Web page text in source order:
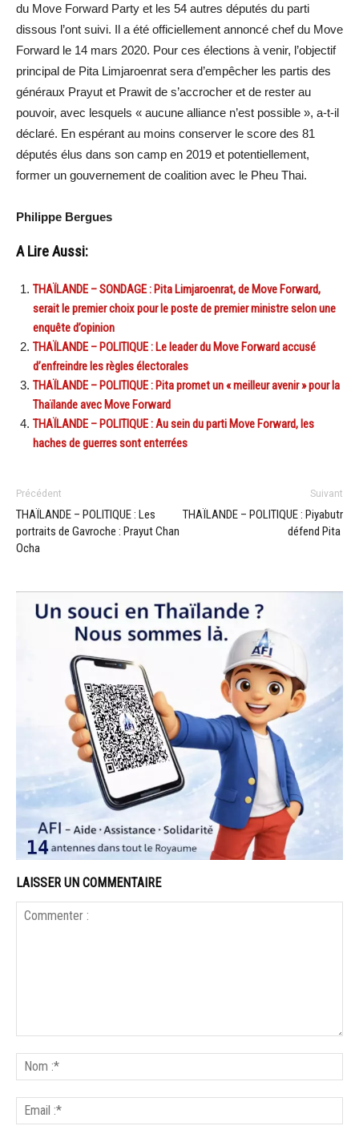
du Move Forward Party et les 54 autres députés du parti
dissous l’ont suivi. Il a été officiellement annoncé chef du Move
Forward le 14 mars 2020. Pour ces élections à venir, l’objectif
principal de Pita Limjaroenrat sera d’empêcher les partis des
généraux Prayut et Prawit de s’accrocher et de rester au
pouvoir, avec lesquels « aucune alliance n’est possible », a-t-il
déclaré. En espérant au moins conserver le score des 81
députés élus dans son camp en 2019 et potentiellement,
former un gouvernement de coalition avec le Pheu Thai.
Philippe Bergues
A Lire Aussi:
THAÏLANDE – SONDAGE : Pita Limjaroenrat, de Move Forward,
serait le premier choix pour le poste de premier ministre selon une
enquête d’opinion
THAÏLANDE – POLITIQUE : Le leader du Move Forward accusé
d’enfreindre les règles électorales
THAÏLANDE – POLITIQUE : Pita promet un « meilleur avenir » pour la
Thaïlande avec Move Forward
THAÏLANDE – POLITIQUE : Au sein du parti Move Forward, les
haches de guerres sont enterrées
Précédent
THAÏLANDE – POLITIQUE : Les
portraits de Gavroche : Prayut Chan
Ocha
Suivant
THAÏLANDE – POLITIQUE : Piyabutr
défend Pita
LAISSER UN COMMENTAIRE